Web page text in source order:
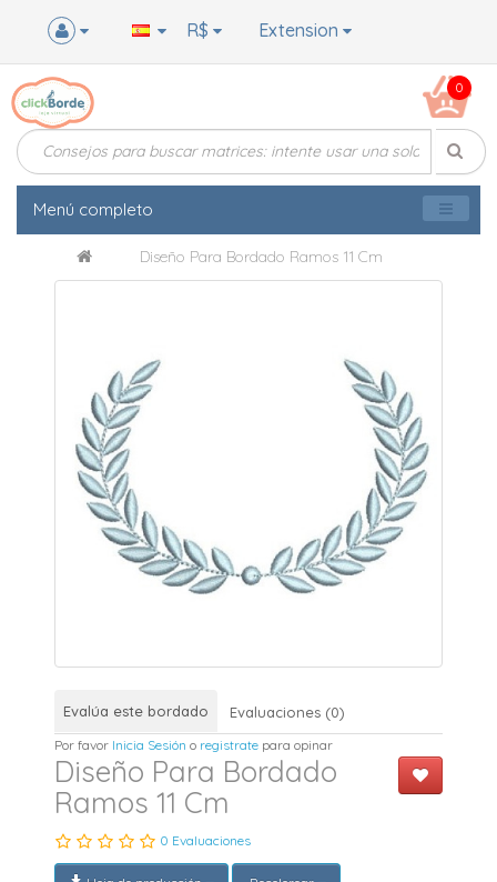
Extension
R$
0
Menú completo
Diseño Para Bordado Ramos 11 Cm
Evalúa este bordado Evaluaciones (0)
Por favor Inicia Sesión o registrate para opinar
Diseño Para Bordado
Ramos 11 Cm
0 Evaluaciones